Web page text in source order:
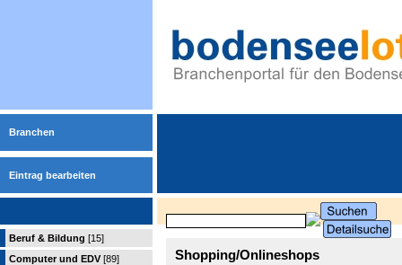
Branchen
Eintrag bearbeiten
Beruf & Bildung [15]
Computer und EDV [89]
Shopping/Onlineshops